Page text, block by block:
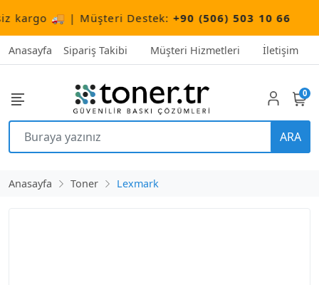
🚚 | Müşteri Destek:+90 (506) 503 10 66
Anasayfa Sipariş Takibi Müşteri Hizmetleri İletişim
ARA
0
Anasayfa Toner Lexmark